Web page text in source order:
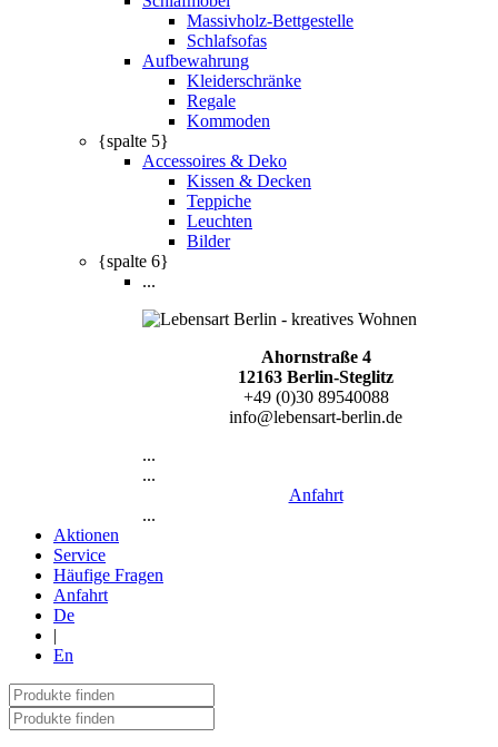
Massivholz-Bettgestelle
Schlafsofas
Aufbewahrung
Kleiderschränke
Regale
Kommoden
{spalte 5}
Accessoires & Deko
Kissen & Decken
Teppiche
Leuchten
Bilder
{spalte 6}
...
Ahornstraße 4
12163 Berlin-Steglitz
+49 (0)30 89540088
info@lebensart-berlin.de
...
...
Anfahrt
...
Aktionen
Service
Häufige Fragen
Anfahrt
De
|
En